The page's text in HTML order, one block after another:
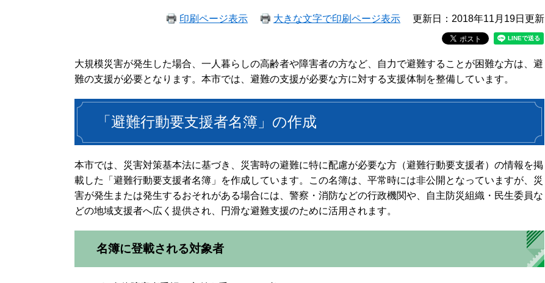
印刷ページ表示 大きな文字で印刷ページ表示 更新日：2018年11月19日更新
大規模災害が発生した場合、一人暮らしの高齢者や障害者の方など、自力で避難することが困難な方は、避
難の支援が必要となります。本市では、避難の支援が必要な方に対する支援体制を整備しています。
「避難行動要支援者名簿」の作成
本市では、災害対策基本法に基づき、災害時の避難に特に配慮が必要な方（避難行動要支援者）の情報を掲
載した「避難行動要支援者名簿」を作成しています。この名簿は、平常時には非公開となっていますが、災
害が発生または発生するおそれがある場合には、警察・消防などの行政機関や、自主防災組織・民生委員な
どの地域支援者へ広く提供され、円滑な避難支援のために活用されます。
名簿に登載される対象者